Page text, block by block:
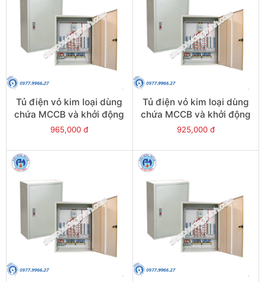
Tủ điện vỏ kim loại dùng
chứa MCCB và khởi động
từ - Model CKE5-4
965,000 đ
Tủ điện vỏ kim loại dùng
chứa MCCB và khởi động
từ - Model CKE5-5
925,000 đ